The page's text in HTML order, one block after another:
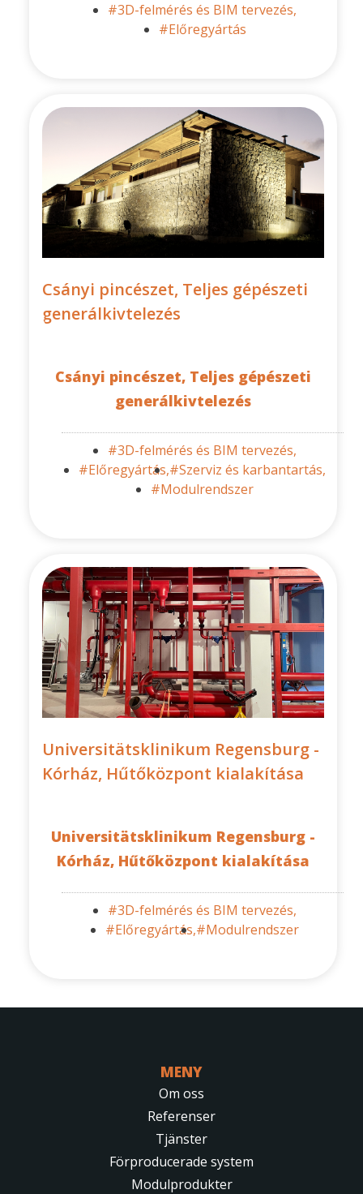
#3D-felmérés és BIM tervezés,
#Előregyártás
Csányi pincészet, Teljes gépészeti
generálkivtelezés
Csányi pincészet, Teljes gépészeti
generálkivtelezés
#3D-felmérés és BIM tervezés,
#Előregyártás,#Szerviz és karbantartás,
#Modulrendszer
Universitätsklinikum Regensburg -
Kórház, Hűtőközpont kialakítása
Universitätsklinikum Regensburg -
Kórház, Hűtőközpont kialakítása
#3D-felmérés és BIM tervezés,
#Előregyártás,#Modulrendszer
MENY
Om oss
Referenser
Tjänster
Förproducerade system
Modulprodukter